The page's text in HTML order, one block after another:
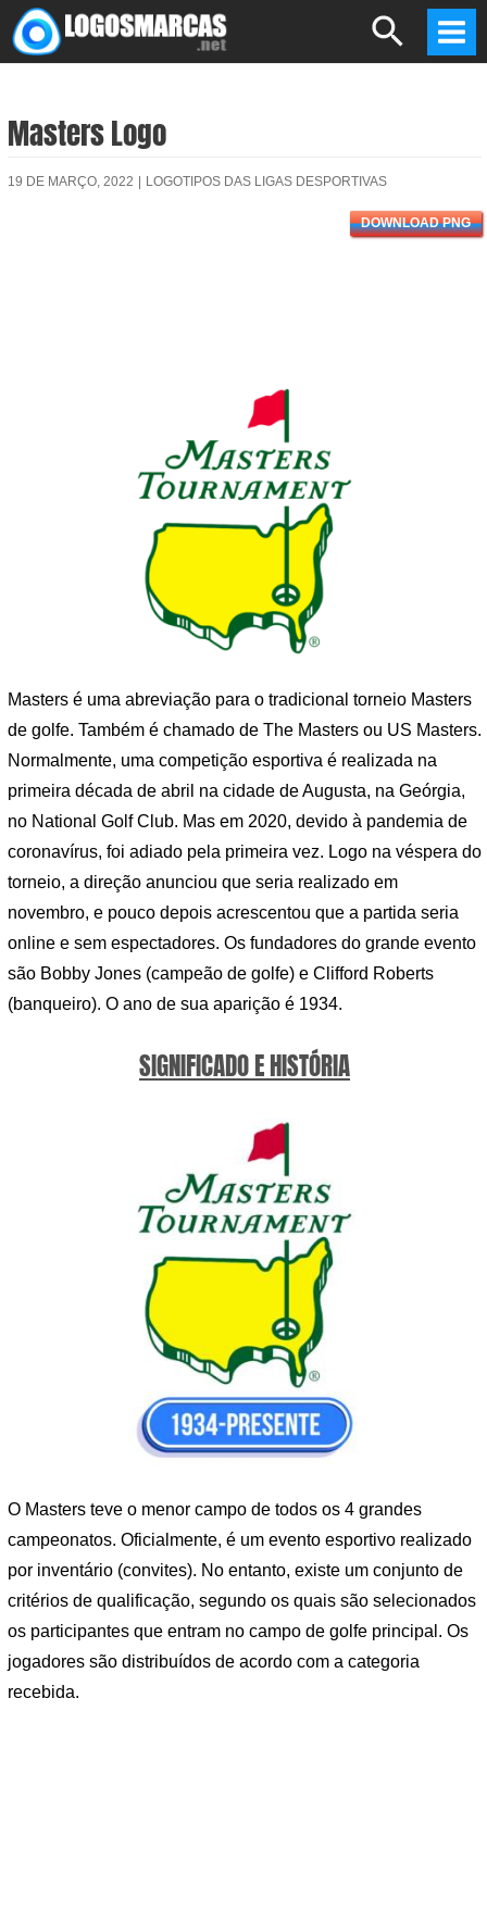
Skip
to
Search
Masters Logo
19 DE MARÇO, 2022 LOGOTIPOS DAS LIGAS DESPORTIVAS
DOWNLOAD PNG
Masters é uma abreviação para o tradicional torneio Masters
de golfe. Também é chamado de The Masters ou US Masters.
Normalmente, uma competição esportiva é realizada na
primeira década de abril na cidade de Augusta, na Geórgia,
no National Golf Club. Mas em 2020, devido à pandemia de
coronavírus, foi adiado pela primeira vez. Logo na véspera do
torneio, a direção anunciou que seria realizado em
novembro, e pouco depois acrescentou que a partida seria
online e sem espectadores. Os fundadores do grande evento
são Bobby Jones (campeão de golfe) e Clifford Roberts
(banqueiro). O ano de sua aparição é 1934.
SIGNIFICADO E HISTÓRIA
O Masters teve o menor campo de todos os 4 grandes
campeonatos. Oficialmente, é um evento esportivo realizado
por inventário (convites). No entanto, existe um conjunto de
critérios de qualificação, segundo os quais são selecionados
os participantes que entram no campo de golfe principal. Os
jogadores são distribuídos de acordo com a categoria
recebida.